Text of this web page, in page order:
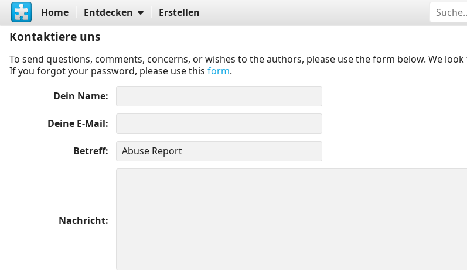
Home Entdecken Erstellen
Kontaktiere uns
To send questions, comments, concerns, or wishes to the authors, please use the form below. We
If you forgot your password, please use this form.
Dein Name
Deine E-Mail
Betreff
Nachricht